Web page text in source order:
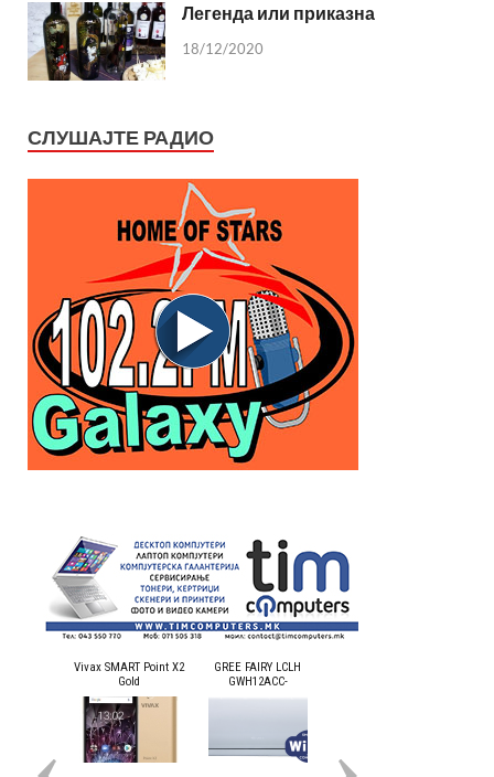
Легенда или приказна
18/12/2020
СЛУШАЈТЕ РАДИО